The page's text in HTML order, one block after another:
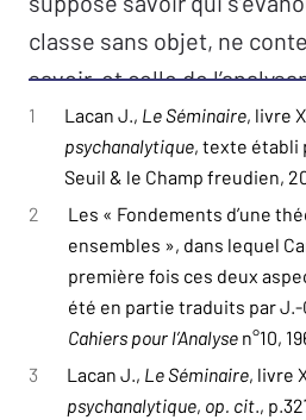
classe sans objet, ne
savoir, et celle de
ensemble vide, pur
désir de l’analyste, prêt à
la parole d’analysants ?
1 Lacan J., Le Séminaire, livre
psychanalytique, texte établi
Seuil & le Champ freudien,
2
Les « Fondements d’une
ensembles », dans lequel
première fois ces deux
été en partie traduits par J.-
Cahiers pour l’Analyse n°10,
3
Lacan J., Le Séminaire, livre
psychanalytique, op. cit .,